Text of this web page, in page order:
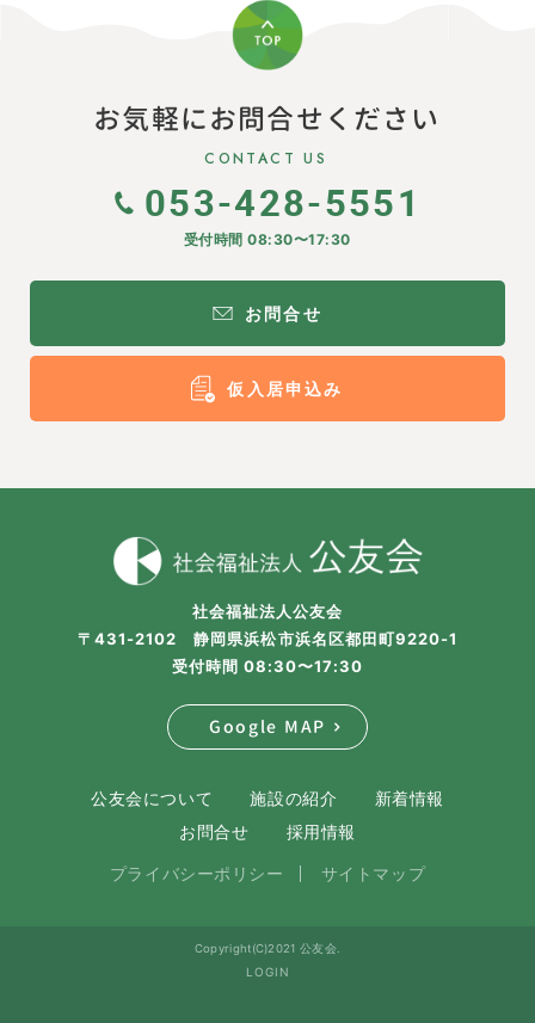
お気軽にお問合せください
CONTACT US
053-428-5551
受付時間 08:30〜17:30
お問合せ
仮入居申込み
社会福祉法人公友会
〒431-2102 静岡県浜松市浜名区都田町9220-1
受付時間 08:30〜17:30
Google MAP
公友会について 施設の紹介
新着情報
お問合せ
採用情報
プライバシーポリシー サイトマップ
Copyright(C)2021 公友会.
LOGIN